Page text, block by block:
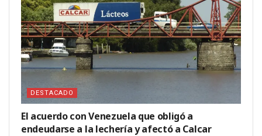
DESTACADO
El acuerdo con Venezuela que obligó a
endeudarse a la lechería y afectó a Calcar